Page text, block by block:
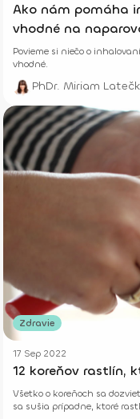
Ako nám pomáha
vhodné na
Povieme si niečo o
vhodné.
PhDr. Miriam
Zdravie
17 Sep 2022
12 koreňov rastlín,
Všetko o koreňoch sa
sa sušia prípadne, ktoré